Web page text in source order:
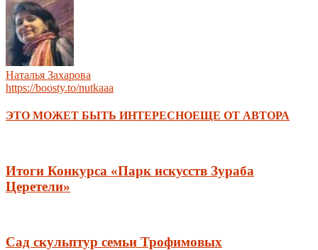
Наталья Захарова
https://boosty.to/nutkaaa
ЭТО МОЖЕТ БЫТЬ ИНТЕРЕСНОЕЩЕ ОТ АВТОРА
Итоги Конкурса «Парк искусств Зураба
Церетели»
Сад скульптур семьи Трофимовых